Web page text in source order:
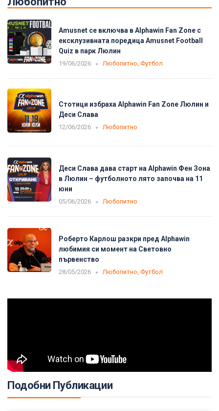
Amusnet се включва в Alphawin Fan Zone с
ексклузивната поредица Amusnet Football
Quiz в парк Люлин
19/06/2026 Любопитно Футбол
Стотици избраха Alphawin Fan Zone Люлин и
Деси Слава
12/06/2026 Любопитно
Деси Слава дава старт на Alphawin Фен Зона
в Люлин – футболното лято започва на 11
юни
05/06/2026 Любопитно
Роберто Карлош разкри пред Alphawin
любимия си момент на Световно
първенство
28/05/2026 Любопитно Футбол
Подобни Публикации